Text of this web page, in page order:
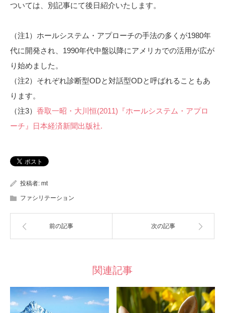
ついては、別記事にて後日紹介いたします。
（注1）ホールシステム・アプローチの手法の多くが1980年
代に開発され、1990年代中盤以降にアメリカでの活用が広が
り始めました。
（注2）それぞれ診断型ODと対話型ODと呼ばれることもあ
ります。
（注3） 香取一昭・大川恒(2011)『ホールシステム・アプロ
ーチ』日本経済新聞出版社.
投稿者: mt
ファシリテーション
前の記事 次の記事
関連記事